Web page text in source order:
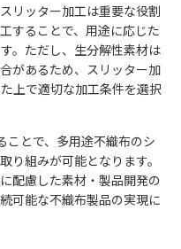
リッター加工は重要な役割
することで、用途に応じた
。ただし、生分解性素材は
があるため、スリッター加
上で適切な加工条件を選択
ことで、多用途不織布のシ
り組みが可能となります。
配慮した素材・製品開発の
可能な不織布製品の実現に